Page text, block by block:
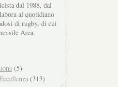
dal 1988, dal
al quotidiano
di rugby, di cui
Area.
(5)
(313)